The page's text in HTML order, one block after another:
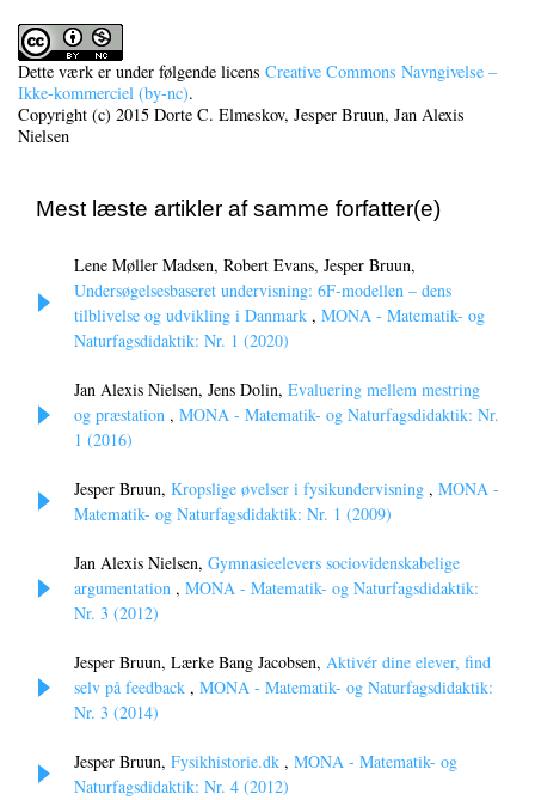
Dette værk er under følgende licens Creative Commons Navngivelse –
Ikke-kommerciel (by-nc).
Copyright (c) 2015 Dorte C. Elmeskov, Jesper Bruun, Jan Alexis
Nielsen
Mest læste artikler af samme forfatter(e)
Lene Møller Madsen, Robert Evans, Jesper Bruun,
Undersøgelsesbaseret undervisning: 6F-modellen – dens
tilblivelse og udvikling i Danmark , MONA - Matematik- og
Naturfagsdidaktik: Nr. 1 (2020)
Jan Alexis Nielsen, Jens Dolin, Evaluering mellem mestring
og præstation , MONA - Matematik- og Naturfagsdidaktik: Nr.
1 (2016)
Jesper Bruun, Kropslige øvelser i fysikundervisning , MONA -
Matematik- og Naturfagsdidaktik: Nr. 1 (2009)
Jan Alexis Nielsen, Gymnasieelevers sociovidenskabelige
argumentation , MONA - Matematik- og Naturfagsdidaktik:
Nr. 3 (2012)
Jesper Bruun, Lærke Bang Jacobsen, Aktivér dine elever, find
selv på feedback , MONA - Matematik- og Naturfagsdidaktik:
Nr. 3 (2014)
Jesper Bruun, Fysikhistorie.dk , MONA - Matematik- og
Naturfagsdidaktik: Nr. 4 (2012)